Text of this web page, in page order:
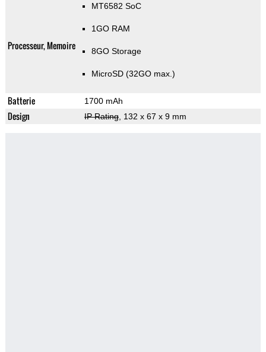
Processeur, Memoire
MT6582 SoC
1GO RAM
8GO Storage
MicroSD (32GO max.)
Batterie 1700 mAh
Design IP Rating, 132 x 67 x 9 mm